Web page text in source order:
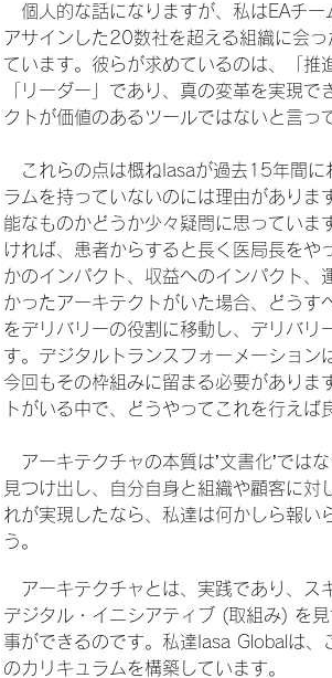
個人的な話になりますが、私はEAチー
アサインした20数社を超える組織に会
ています。彼らが求めているのは、「推
「リーダー」であり、真の変革を実現
クトが価値のあるツールではないと言っ
これらの点は概ねIasaが過去15年間に
ラムを持っていないのには理由がありま
能なものかどうか少々疑問に思っていま
ければ、患者からすると長く医局長を
かのインパクト、収益へのインパクト、
かったアーキテクトがいた場合、どうす
をデリバリーの役割に移動し、デリバリ
す。デジタルトランスフォーメーション
今回もその枠組みに留まる必要があり
トがいる中で、どうやってこれを行えば
アーキテクチャの本質は’文書化’では
見つけ出し、自分自身と組織や顧客に
れが実現したなら、私達は何かしら報い
う。
アーキテクチャとは、実践であり、ス
デジタル・イニシアティブ (取組み) を
事ができるのです。私達Iasa Globalは
のカリキュラムを構築しています。